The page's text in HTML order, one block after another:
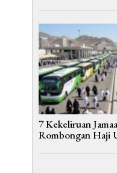
7 Kekeliruan
Rombongan Haji